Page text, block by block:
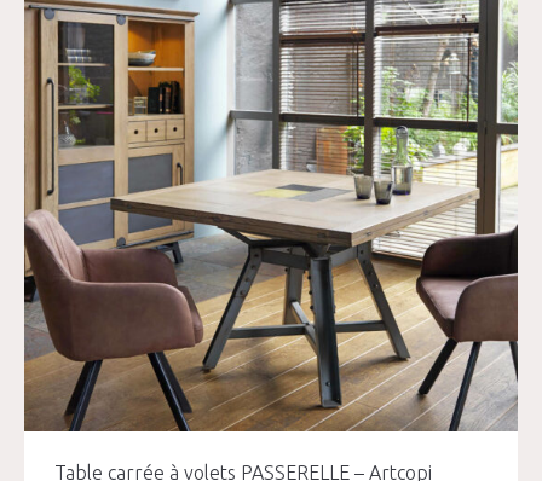
Table carrée à volets PASSERELLE – Artcopi